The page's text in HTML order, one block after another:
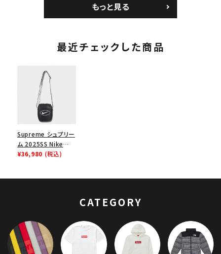
もっと見る
最近チェックした商品
Supreme シュプリー
ム 2025SS Nike
Leather Shoulder
¥36,980 (税込)
CATEGORY